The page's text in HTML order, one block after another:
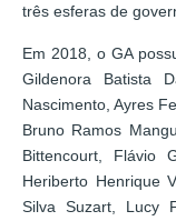
três esferas de
Em 2018, o GA
Gildenora Batista
Nascimento, Ayres
Bruno Ramos
Bittencourt, Flávio
Heriberto Henrique
Silva Suzart, Lucy